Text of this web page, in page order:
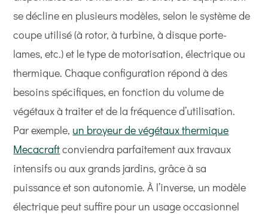
se décline en plusieurs modèles, selon le système de
coupe utilisé (à rotor, à turbine, à disque porte-
lames, etc.) et le type de motorisation, électrique ou
thermique. Chaque configuration répond à des
besoins spécifiques, en fonction du volume de
végétaux à traiter et de la fréquence d’utilisation.
Par exemple, un broyeur de végétaux thermique
Mecacraftconviendra parfaitement aux travaux
intensifs ou aux grands jardins, grâce à sa
puissance et son autonomie. À l’inverse, un modèle
électrique peut suffire pour un usage occasionnel